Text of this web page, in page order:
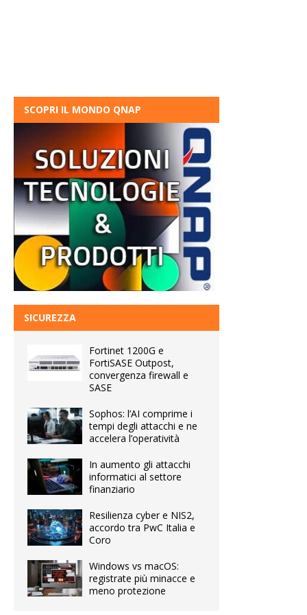
SCOPRI IL MONDO QNAP
SICUREZZA
Fortinet 1200G e
FortiSASE Outpost,
convergenza firewall e
SASE
Sophos: l’AI comprime i
tempi degli attacchi e ne
accelera l’operatività
In aumento gli attacchi
informatici al settore
finanziario
Resilienza cyber e NIS2,
accordo tra PwC Italia e
Coro
Windows vs macOS:
registrate più minacce e
meno protezione